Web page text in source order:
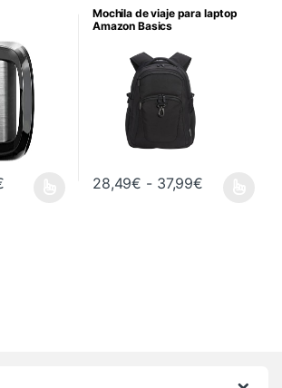
Rango de precios: desde 0,00€ hasta
múltiples variantes. Las opciones se
Mochila de viaje para laptop
Amazon Basics
28,49€ - 37,99€Rango de
Este producto tiene múltiples